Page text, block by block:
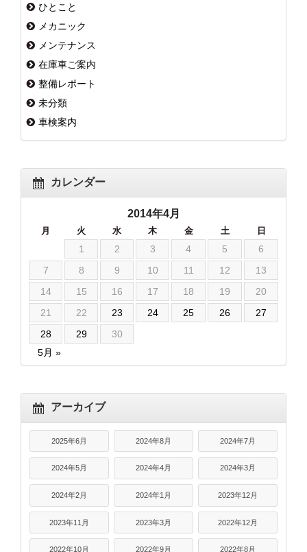
ひとこと
メカニック
メンテナンス
在庫車ご案内
整備レポート
未分類
車検案内
カレンダー
2014年4月
月 火 水 木 金 土 日
1 2 3 4 5
6
7
8 9 10 11 12
13
14
15 16 17 18 19
20
21
22 23 24 25 26
27
28
29
30
5月 »
アーカイブ
2025年6月 2024年8月 2024年7月
2024年5月 2024年4月 2024年3月
2024年2月 2024年1月 2023年12月
2023年11月 2023年3月 2022年12月
2022年10月 2022年9月 2022年8月